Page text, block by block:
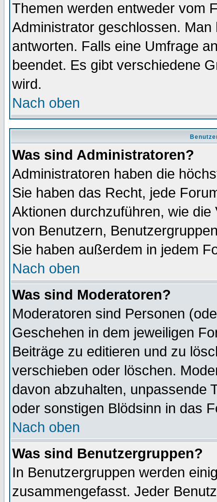
Themen werden entweder vom
Administrator geschlossen.
antworten. Falls eine Umfrage
beendet. Es gibt verschiedene
wird.
Nach oben
Was sind Administratoren?
Administratoren haben die
Sie haben das Recht, jede
Aktionen durchzuführen, wie
von Benutzern,
Sie haben außerdem in jedem
Nach oben
Was sind Moderatoren?
Moderatoren sind Personen
Geschehen in dem jeweiligen
Beiträge zu editieren und zu
verschieben oder löschen.
davon abzuhalten, unpassende
oder sonstigen Blödsinn in das
Nach oben
Was sind Benutzergruppen?
In Benutzergruppen werden
zusammengefasst. Jeder